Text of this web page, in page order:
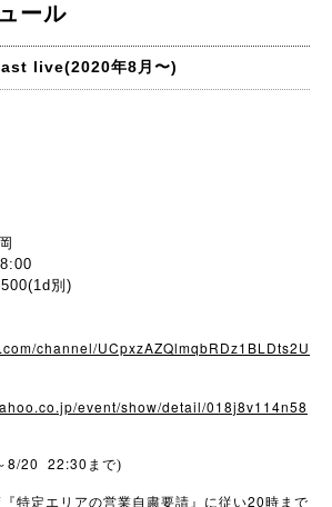
ール
live(2020年8月〜)
別)
channel/UCpxzAZQlmqbRDz1BLDts2U
event/show/detail/018j8v114n58
8/20 22:30 まで)
特定エリアの営業自粛要請』に従い20時まで